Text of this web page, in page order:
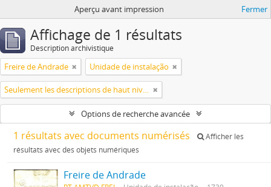
Aperçu avant impression Fermer
Affichage de 1 résultats
Description archivistique
Freire de Andrade Unidade de instalação
Seulement les descriptions de haut niveau
Options de recherche avancée
1 résultats avec documents numérisés
Afficher les
résultats avec des objets numériques
Freire de Andrade